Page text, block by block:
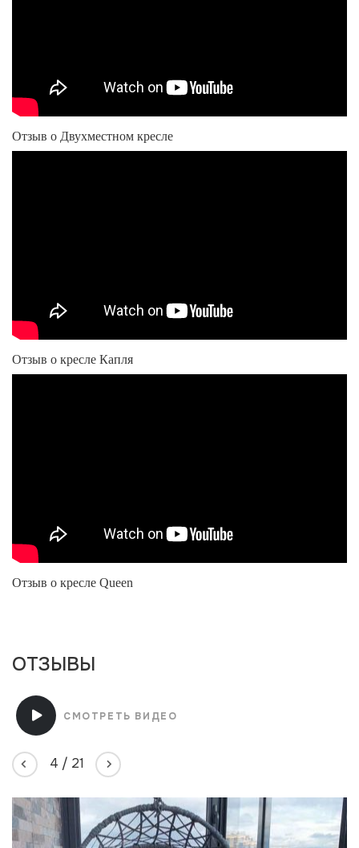
Отзыв о Двухместном кресле
Отзыв о кресле Капля
Отзыв о кресле Queen
ОТЗЫВЫ
СМОТРЕТЬ ВИДЕО
4 / 21